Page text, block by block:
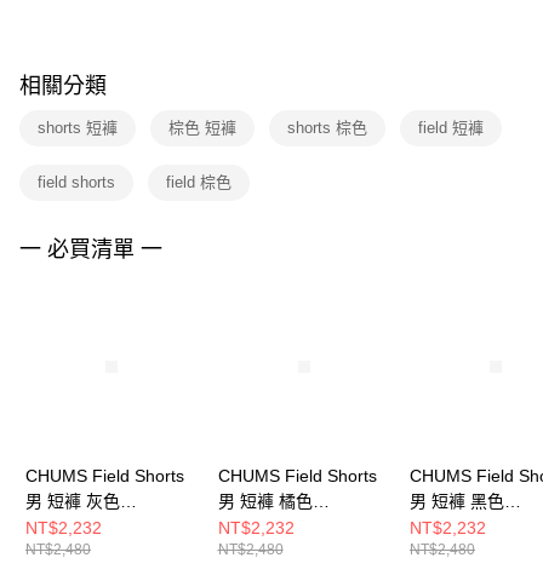
※ 交易是否成功請以「AFTEE先享後付 」之結帳頁面顯示為準，若有關於
是否繳費成功／繳費後需取消欲退款等相關疑問，請聯繫「AFTEE先享後付
客戶支援中心」
https://netprotections.freshdesk.com/support/home
１．透過由恩沛科技股份有限公司提供之「AFTEE先享後付」服務完成之交
２．關於個人資料處理事宜，請瀏覽以下網址：
相關分類
shorts 短褲 棕色 短褲 shorts 棕色 field 短褲
field shorts field 棕色
一 必買清單 一
CHUMS Field Shorts
男 短褲 灰色
CH031427G001
NT$2,232
NT$2,480
CHUMS Field Shorts
男 短褲 橘色
CH031427D001
NT$2,232
NT$2,480
CHUMS Field
男 短褲 黑色
CH031427K001
NT$2,232
NT$2,480